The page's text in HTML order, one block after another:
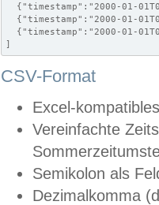
{"timestamp":"2000-01-
{"timestamp":"2000-01-
{"timestamp":"2000-01-
]
CSV-Format
Excel-
Vereinfachte
Semikolon als
Dezimalkomma